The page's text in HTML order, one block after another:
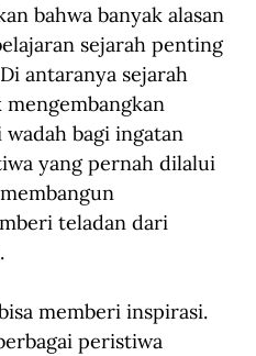
bahwa banyak alasan
sejarah penting
antaranya sejarah
bagi ingatan
yang pernah dilalui
teladan dari
memberi inspirasi.
peristiwa